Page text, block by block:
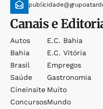
Canais e
Autos
Bahia
Brasil
Saúde
Cineinsite
Concursos
E.c. Bahia
E.c. Vitória
Empregos
Gastronomia
Muito
Mundo